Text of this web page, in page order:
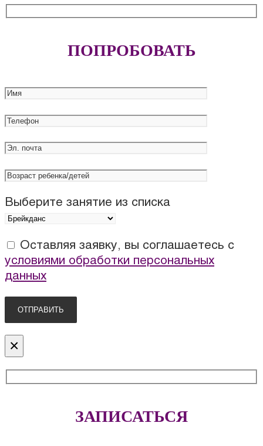
ПОПРОБОВАТЬ
Выберите занятие из списка
Оставляя заявку, вы соглашаетесь с
условиями обработки персональных
данных
×
ЗАПИСАТЬСЯ